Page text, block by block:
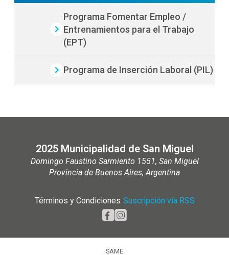
Programa Fomentar Empleo /
Entrenamientos para el Trabajo
(EPT)
Programa de Inserción Laboral (PIL)
2025 Municipalidad de San Miguel
Domingo Faustino Sarmiento 1551, San Miguel
Provincia de Buenos Aires, Argentina
Términos y Condiciones Suscripción vía RSS
SAME